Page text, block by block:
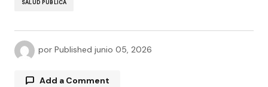
SALUD PÚBLICA
por Published junio 05, 2026
Add a Comment